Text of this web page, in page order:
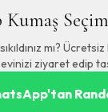
mı?
ziyaret edip